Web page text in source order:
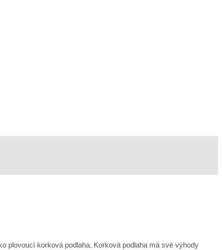
plovoucí korková podlaha. Korková podlaha má své výhody